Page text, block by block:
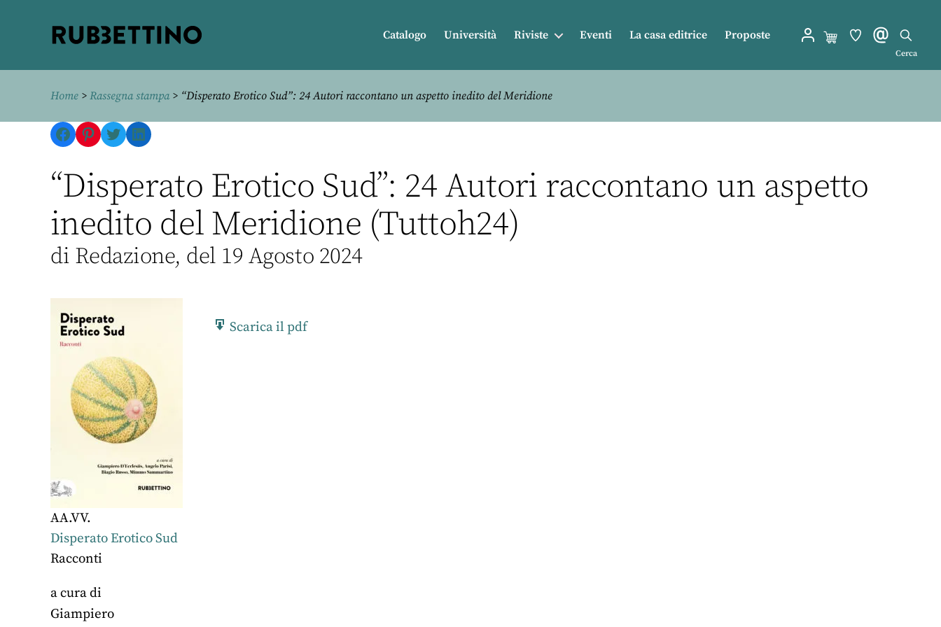
Catalogo Università Riviste Eventi La casa editrice Proposte
Cerca
Home > Rassegna stampa> “Disperato Erotico Sud”: 24 Autori raccontano un aspetto inedito del Meridione
Facebook
Pinterest
TwitterLinkedIn
“Disperato Erotico Sud”: 24 Autori raccontano un aspetto
inedito del Meridione (Tuttoh24)
di Redazione, del 19 Agosto 2024
AA.VV.
Disperato Erotico Sud
Racconti
a cura di
Giampiero
Scarica il pdf